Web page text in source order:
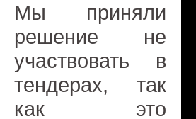
Мы приняли
решение не
участвовать в
тендерах, так
как это